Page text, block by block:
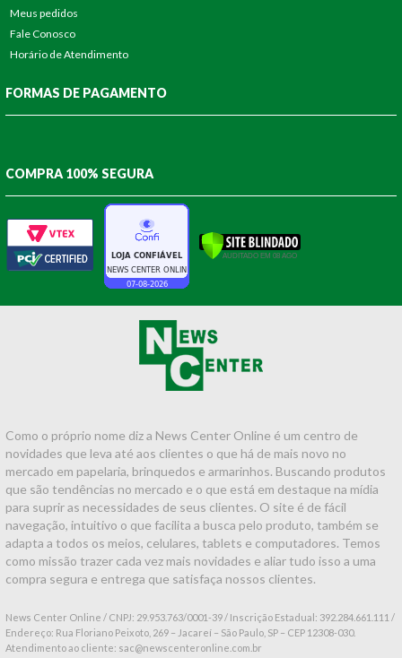
Meus pedidos
Fale Conosco
Horário de Atendimento
FORMAS DE PAGAMENTO
COMPRA 100% SEGURA
Como o próprio nome diz a News Center Online é um centro de
novidades que leva até aos clientes o que há de mais novo no
mercado em papelaria, brinquedos e armarinhos. Buscando produtos
que são tendências no mercado e o que está em destaque na mídia
para suprir as necessidades de seus clientes. O site é de fácil
navegação, intuitivo o que facilita a busca pelo produto, também se
adapta a todos os meios, celulares, tablets e computadores. Temos
como missão trazer cada vez mais novidades e aliar tudo isso a uma
compra segura e entrega que satisfaça nossos clientes.
News Center Online / CNPJ: 29.953.763/0001-39 / Inscrição Estadual: 392.284.661.111 /
Endereço: Rua Floriano Peixoto, 269 – Jacareí – São Paulo, SP – CEP 12308-030.
Atendimento ao cliente: sac@newscenteronline.com.br